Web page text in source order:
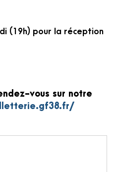
(19h) pour la réception
vous sur notre